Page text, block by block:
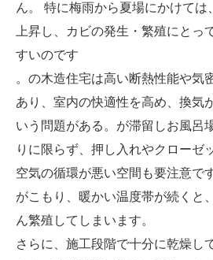
ん。 特に梅雨から夏場にかけては
上昇し、カビの発生・繁殖にとっ
すいのです
。の木造住宅は高い断熱性能や気
あり、室内の快適性を高め、換気
いう問題がある。が滞留しお風呂
りに限らず、押し入れやクローゼ
空気の循環が悪い空間も要注意で
がこもり、暖かい温度帯が続くと
ん繁殖してしまいます。
さらに、施工段階で十分に乾燥し